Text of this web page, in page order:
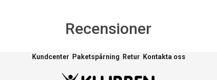
Recensioner
Kundcenter Paketspårning Retur Kontakta oss